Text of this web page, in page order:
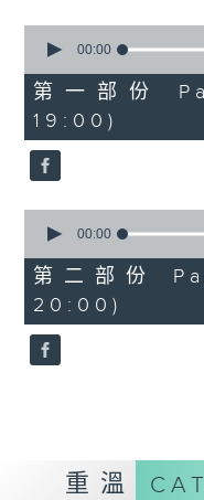
seconds
50
minutes,
0
seconds
00:00
第一部份
19:00)
seconds
55
minutes,
9
seconds
00:00
第二部份
20:00)
重溫